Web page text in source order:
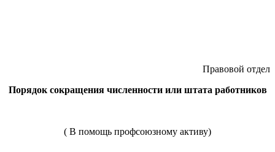
Правовой отдел
Порядок сокращения численности или штата работников
( В помощь профсоюзному активу)